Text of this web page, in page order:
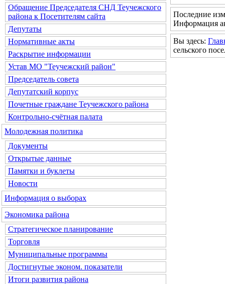
Обращение Председателя СНД Теучежского
района к Посетителям сайта
Депутаты
Нормативные акты
Раскрытие информации
Устав МО "Теучежский район"
Председатель совета
Депутатский корпус
Почетные граждане Теучежского района
Контрольно-счётная палата
Молодежная политика
Документы
Открытые данные
Памятки и буклеты
Новости
Информация о выборах
Экономика района
Стратегическое планирование
Торговля
Муниципальные программы
Достигнутые эконом. показатели
Итоги развития района
Последние
Информация
Вы здесь:
сельского